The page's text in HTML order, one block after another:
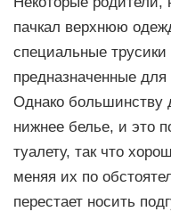
пачкал верхнюю
специальные трусики
предназначенные
Однако большинству
нижнее белье, и это
туалету, так что
меняя их по
перестает носить